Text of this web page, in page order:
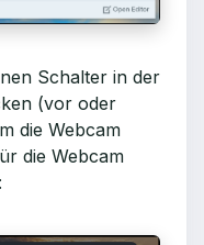
Schalter in der
(vor oder
die Webcam
die Webcam